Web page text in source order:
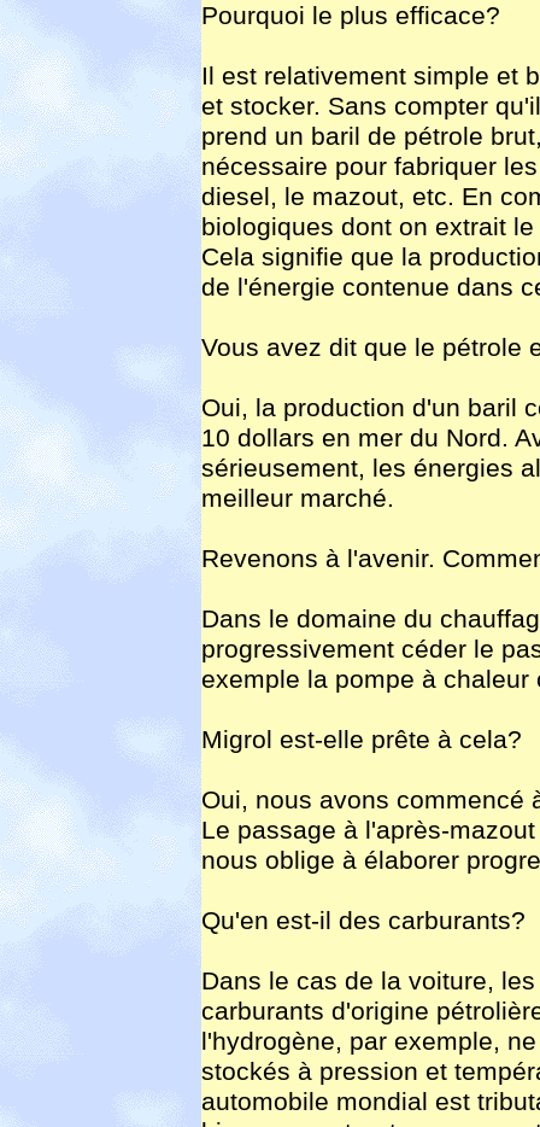
Pourquoi le plus efficace?
Il est relativement simple et
et stocker. Sans compter
prend un baril de pétrole
nécessaire pour fabriquer
diesel, le mazout, etc. En
biologiques dont on extrait
Cela signifie que la
de l'énergie contenue dans
Vous avez dit que le pétrole
Oui, la production d'un baril
10 dollars en mer du Nord.
sérieusement, les énergies
meilleur marché.
Revenons à l'avenir.
Dans le domaine du
progressivement céder le
exemple la pompe à chaleur
Migrol est-elle prête à cela?
Oui, nous avons commencé
Le passage à l'après-
nous oblige à élaborer
Qu'en est-il des carburants?
Dans le cas de la voiture,
carburants d'origine
l'hydrogène, par exemple,
stockés à pression et
automobile mondial est